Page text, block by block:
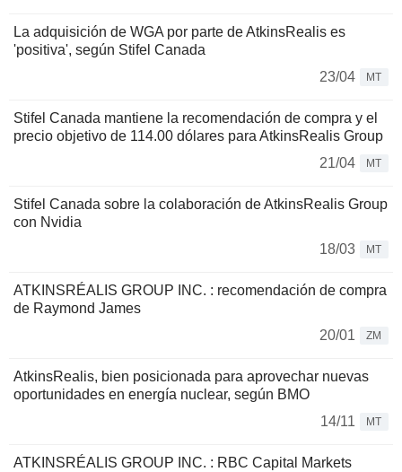
La adquisición de WGA por parte de AtkinsRealis es
'positiva', según Stifel Canada
23/04
MT
Stifel Canada mantiene la recomendación de compra y el
precio objetivo de 114.00 dólares para AtkinsRealis Group
21/04
MT
Stifel Canada sobre la colaboración de AtkinsRealis Group
con Nvidia
18/03
MT
ATKINSRÉALIS GROUP INC. : recomendación de compra
de Raymond James
20/01
ZM
AtkinsRealis, bien posicionada para aprovechar nuevas
oportunidades en energía nuclear, según BMO
14/11
MT
ATKINSRÉALIS GROUP INC. : RBC Capital Markets